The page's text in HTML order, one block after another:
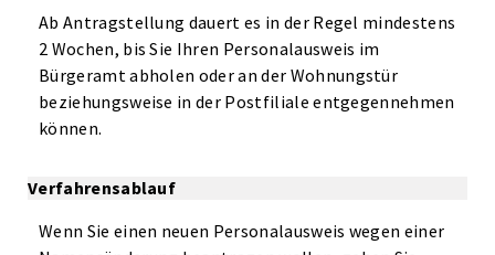
Ab Antragstellung dauert es in der Regel mindestens
2 Wochen, bis Sie Ihren Personalausweis im
Bürgeramt abholen oder an der Wohnungstür
beziehungsweise in der Postfiliale entgegennehmen
können.
Verfahrensablauf
Wenn Sie einen neuen Personalausweis wegen einer